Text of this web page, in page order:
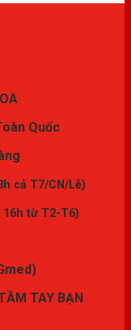
Quốc
cả T7/CN/Lễ)
16h từ T2-T6)
TAY BẠN